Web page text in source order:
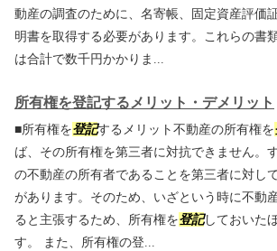
動産の調査のために、名寄帳、固定資産評価証
明書を取得する必要があります。これらの書
は合計で数千円かかりま...
所有権を登記するメリット・デメリット
■所有権を登記するメリット不動産の所有権を
ば、その所有権を第三者に対抗できません。
の不動産の所有者であることを第三者に対し
があります。そのため、いざという時に不動
ると主張するため、所有権を登記しておいた
す。 また、所有権の登...